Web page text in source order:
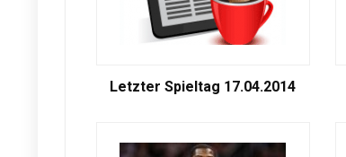
Letzter Spieltag 17.04.2014